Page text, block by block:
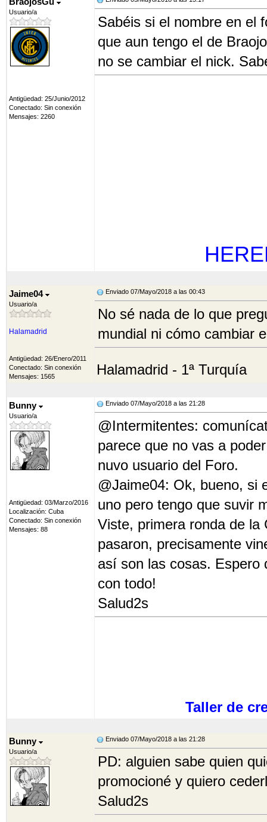
Usuario/a
Antigüedad: 25/Junio/2012
Conectado: Sin conexión
Mensajes: 2260
Sabéis si el nombre en el
que aun tengo el de
no se cambiar el nick.
Jaime04
Usuario/a
Halamadrid
Antigüedad: 26/Enero/2011
Conectado: Sin conexión
Mensajes: 1565
Enviado 07/Mayo/2018 a las 00:43
No sé nada de lo que
mundial ni cómo cambiar
Halamadrid - 1ª Turquía
Bunny
Usuario/a
Antigüedad: 03/Marzo/2016
Localización: Cuba
Conectado: Sin conexión
Mensajes: 88
Enviado 07/Mayo/2018 a las 21:28
@Intermitentes:
parece que no vas a
nuvo usuario del Foro.
@Jaime04: Ok, bueno, si
uno pero tengo que suvir
Viste, primera ronda de la
pasaron, precisamente
así son las cosas. Espero
con todo!
Salud2s
Taller de
Bunny
Usuario/a
Enviado 07/Mayo/2018 a las 21:28
PD: alguien sabe quien
promocioné y quiero
Salud2s